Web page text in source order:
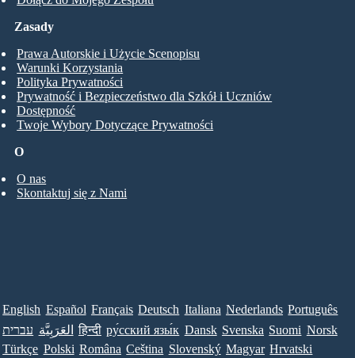
O
O nas
Skontaktuj się z Nami
Zasady
Prawa Autorskie i Użycie Scenopisu
Warunki Korzystania
Polityka Prywatności
Prywatność i Bezpieczeństwo dla Szkół i Uczniów
Dostępność
Twoje Wybory Dotyczące Prywatności
English Español Français Deutsch Italiana Nederlands Português
עברית العَرَبِيَّة हिन्दी ру́сский язы́к Dansk Svenska Suomi Norsk
Türkçe Polski Româna Ceština Slovenský Magyar Hrvatski